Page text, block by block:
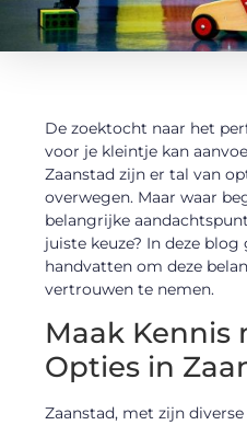
De zoektocht naar het
voor je kleintje kan
Zaanstad zijn er tal van
overwegen. Maar waar
belangrijke
juiste keuze? In deze blog
handvatten om deze
vertrouwen te nemen.
Maak Kennis
Opties in
Zaanstad, met zijn